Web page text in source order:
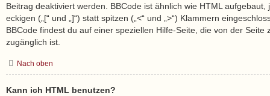
Beitrag deaktiviert werden. BBCode ist ähnlich wie HTML aufgebaut,
eckigen („[“ und „]“) statt spitzen („<“ und „>“) Klammern
BBCode findest du auf einer speziellen Hilfe-Seite, die von der Seite
zugänglich ist.
Nach oben
Kann ich HTML benutzen?